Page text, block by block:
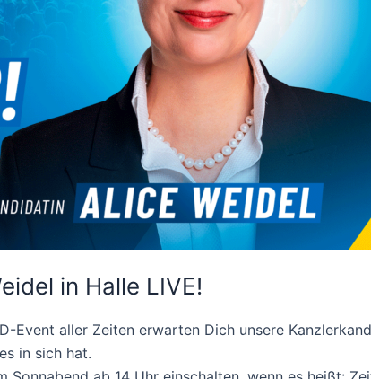
in Halle LIVE!
Event aller Zeiten erwarten Dich unsere
in sich hat.